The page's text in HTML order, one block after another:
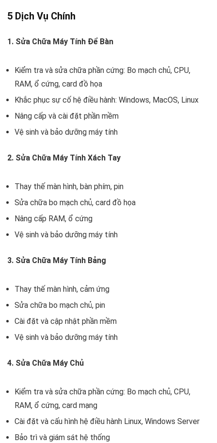
5 Dịch Vụ Chính
1. Sửa Chữa Máy Tính Để Bàn
Kiểm tra và sửa chữa phần cứng: Bo mạch chủ, CPU,
RAM, ổ cứng, card đồ họa
Khắc phục sự cố hệ điều hành: Windows, MacOS, Linux
Nâng cấp và cài đặt phần mềm
Vệ sinh và bảo dưỡng máy tính
2. Sửa Chữa Máy Tính Xách Tay
Thay thế màn hình, bàn phím, pin
Sửa chữa bo mạch chủ, card đồ họa
Nâng cấp RAM, ổ cứng
Vệ sinh và bảo dưỡng máy tính
3. Sửa Chữa Máy Tính Bảng
Thay thế màn hình, cảm ứng
Sửa chữa bo mạch chủ, pin
Cài đặt và cập nhật phần mềm
Vệ sinh và bảo dưỡng máy tính
4. Sửa Chữa Máy Chủ
Kiểm tra và sửa chữa phần cứng: Bo mạch chủ, CPU,
RAM, ổ cứng, card mạng
Cài đặt và cấu hình hệ điều hành Linux, Windows Server
Bảo trì và giám sát hệ thống